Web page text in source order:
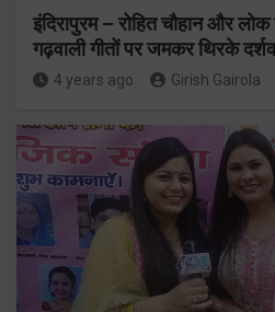
इंदिरापुरम – रोहित चौहान और
गढ़वाली गीतों पर जमकर थिरके
4 years ago Girish Gairola